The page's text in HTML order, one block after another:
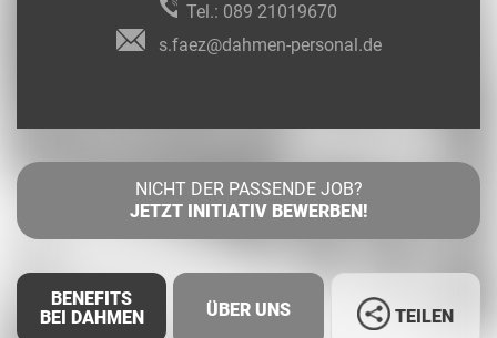
Tel.: 089 21019670
s.faez@dahmen-personal.de
NICHT DER PASSENDE JOB?
JETZT INITIATIV BEWERBEN!
BENEFITS
BEI DAHMEN
ÜBER UNS TEILEN